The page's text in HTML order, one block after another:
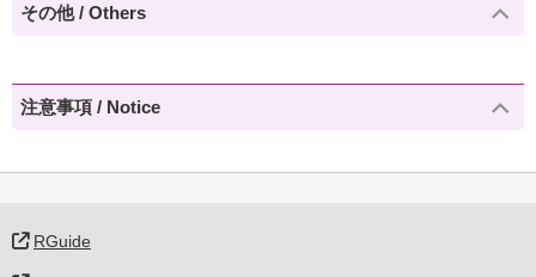
その他 / Others
注意事項 / Notice
RGuide